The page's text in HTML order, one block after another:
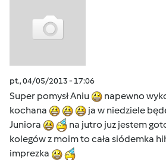
pt., 04/05/2013 - 17:06
Super pomysł Aniu
napewno
kochana
ja w niedziele
Juniora
na jutro juz jestem
kolegów z moim to cała siódemka
imprezka